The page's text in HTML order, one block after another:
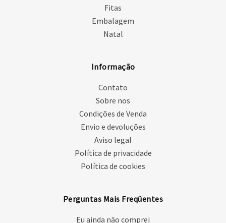
Fitas
Embalagem
Natal
Informação
Contato
Sobre nos
Condições de Venda
Envio e devoluções
Aviso legal
Política de privacidade
Política de cookies
Perguntas Mais Freqüentes
Eu ainda não comprei